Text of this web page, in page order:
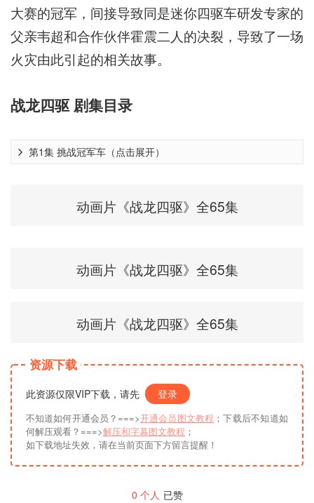
大赛的冠军，间接导致同是迷你四驱车研发专家的
父亲韦超和合作伙伴霍震二人的决裂，导致了一场
火灾由此引起的相关故事。
战龙四驱 剧集目录
第1集 挑战冠军车（点击展开）
动画片《战龙四驱》全65集
动画片《战龙四驱》全65集
动画片《战龙四驱》全65集
资源下载
此资源仅限VIP下载，请先 登录
不知道如何开通会员？===>开通会员图文教程 ；下载后不知道如
何解压观看？===>解压和字幕图文教程 ；
如下载地址失效，请在当前页面下方留言提醒！
0 个人 已赞